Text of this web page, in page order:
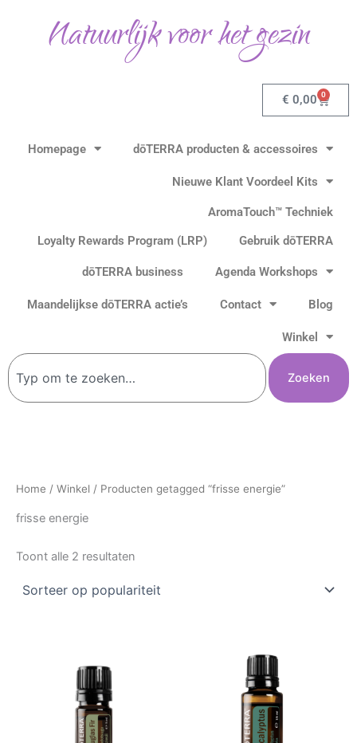
Natuurlijk voor het gezin
€ 0,00 0
Homepage dōTERRA producten & accessoires
Nieuwe Klant Voordeel Kits
AromaTouch™ Techniek
Loyalty Rewards Program (LRP)
Gebruik dōTERRA
dōTERRA business Agenda Workshops
Maandelijkse dōTERRA actie’s Contact Blog
Winkel
Zoeken
Zoeken
Home / Winkel / Producten getagged “frisse energie”
frisse energie
Toont alle 2 resultaten
op
populariteit